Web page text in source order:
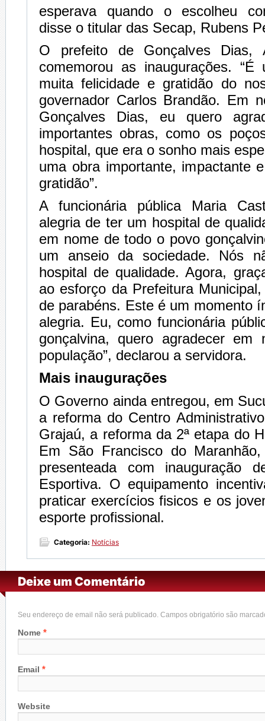
esperava quando o escolheu
disse o titular das Secap, Rubens
O prefeito de Gonçalves Dias,
comemorou as inaugurações.
muita felicidade e gratidão do
governador Carlos Brandão. Em
Gonçalves Dias, eu quero
importantes obras, como os
hospital, que era o sonho mais
uma obra importante, impactante
gratidão”.
A funcionária pública Maria
alegria de ter um hospital de
em nome de todo o povo
um anseio da sociedade. Nós
hospital de qualidade. Agora,
ao esforço da Prefeitura
de parabéns. Este é um momento
alegria. Eu, como funcionária
gonçalvina, quero agradecer
população”, declarou a servidora.
Mais inaugurações
O Governo ainda entregou, em
a reforma do Centro
Grajaú, a reforma da 2ª etapa do
Em São Francisco do
presenteada com inauguração
Esportiva. O equipamento
praticar exercícios fisicos e os
esporte profissional.
Categoria: Notícias
Deixe um Comentário
Seu endereço de email não será publicado. Campos obrigatório são
Nome *
Email *
Website